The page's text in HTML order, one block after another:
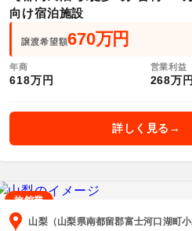
向け宿泊施設
譲渡希望額670万円
年商
618万円
営業利益
268万円
詳しく見る
旅館業
山梨（山梨県南都留郡富士河口湖町小